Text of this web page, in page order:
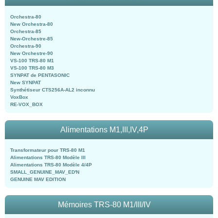
Orchestra-80
New Orchestra-80
Orchestra-85
New-Orchestre-85
Orchestra-90
New Orchestre-90
VS-100 TRS-80 M1
VS-100 TRS-80 M3
SYNPAT de PENTASONIC
New SYNPAT
Synthétiseur CTS256A-AL2 inconnu
VoxBox
RE-VOX_BOX
Alimentations M1,III,IV,4P
Transformateur pour TRS-80 M1
Alimentations TRS-80 Modèle III
Alimentations TRS-80 Modèle 4/4P
SMALL_GENUINE_MAV_ED'N
GENUINE MAV EDITION
Mémoires TRS-80 M1/III/IV